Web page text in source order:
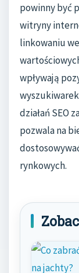
powinny być
witryny
linkowaniu
wpływają
działań SEO
pozwala na
rynkowych.